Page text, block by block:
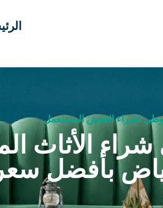
لشراء العفش المستعمل
شراء الأثاث
بأفضل سعر